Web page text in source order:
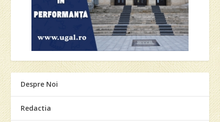
Despre Noi
Redactia